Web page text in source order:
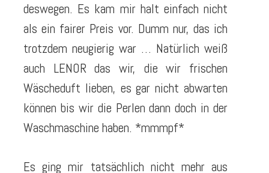
deswegen. Es kam mir halt einfach nicht
als ein fairer Preis vor. Dumm nur, das ich
trotzdem neugierig war … Natürlich weiß
auch LENOR das wir, die wir frischen
Wäscheduft lieben, es gar nicht abwarten
können bis wir die Perlen dann doch in der
Waschmaschine haben. *mmmpf*
Es ging mir tatsächlich nicht mehr aus